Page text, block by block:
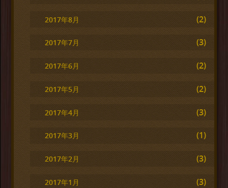
2017年8月 (2)
2017年7月 (3)
2017年6月 (2)
2017年5月 (2)
2017年4月 (3)
2017年3月 (1)
2017年2月 (3)
2017年1月 (3)